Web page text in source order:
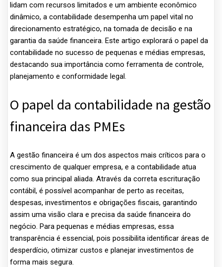
lidam com recursos limitados e um ambiente econômico
dinâmico, a contabilidade desempenha um papel vital no
direcionamento estratégico, na tomada de decisão e na
garantia da saúde financeira. Este artigo explorará o papel da
contabilidade no sucesso de pequenas e médias empresas,
destacando sua importância como ferramenta de controle,
planejamento e conformidade legal.
O papel da contabilidade na gestão
financeira das PMEs
A gestão financeira é um dos aspectos mais críticos para o
crescimento de qualquer empresa, e a contabilidade atua
como sua principal aliada. Através da correta escrituração
contábil, é possível acompanhar de perto as receitas,
despesas, investimentos e obrigações fiscais, garantindo
assim uma visão clara e precisa da saúde financeira do
negócio. Para pequenas e médias empresas, essa
transparência é essencial, pois possibilita identificar áreas de
desperdício, otimizar custos e planejar investimentos de
forma mais segura.